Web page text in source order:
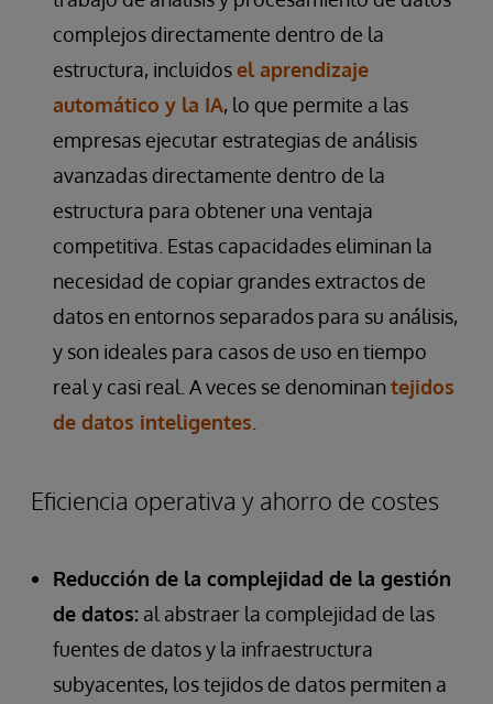
complejos directamente dentro de la
estructura, incluidosel aprendizaje
automático y la IA, lo que permite a las
empresas ejecutar estrategias de análisis
avanzadas directamente dentro de la
estructura para obtener una ventaja
competitiva. Estas capacidades eliminan la
necesidad de copiar grandes extractos de
datos en entornos separados para su análisis,
y son ideales para casos de uso en tiempo
real y casi real. A veces se denominantejidos
de datos inteligentes
Eficiencia operativa y ahorro de costes
Reducción de la complejidad de la gestión
de datos: al abstraer la complejidad de las
fuentes de datos y la infraestructura
subyacentes, los tejidos de datos permiten a